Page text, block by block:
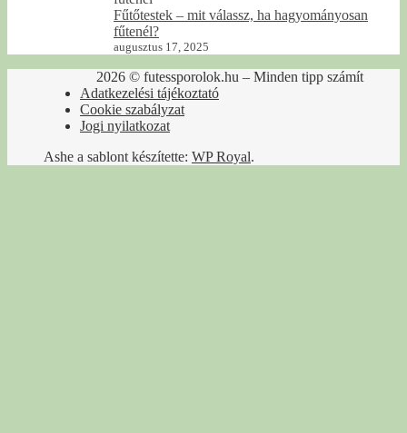
Fűtőtestek – mit válassz, ha hagyományosan
fűtenél?
augusztus 17, 2025
2026 © futessporolok.hu – Minden tipp számít
Adatkezelési tájékoztató
Cookie szabályzat
Jogi nyilatkozat
Ashe a sablont készítette: WP Royal.